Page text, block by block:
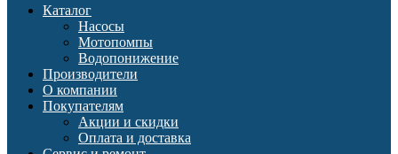
Каталог
Насосы
Мотопомпы
Водопонижение
Производители
О компании
Покупателям
Акции и скидки
Оплата и доставка